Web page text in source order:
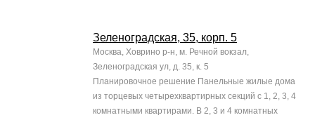
Зеленоградская, 35, корп. 5
Москва, Ховрино р-н, м. Речной вокзал,
Зеленоградская ул, д. 35, к. 5
Планировочное решение Панельные жилые дома
из торцевых четырехквартирных секций с 1, 2, 3, 4
комнатными квартирами. В 2, 3 и 4 комнатных